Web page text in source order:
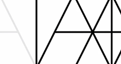
Locals